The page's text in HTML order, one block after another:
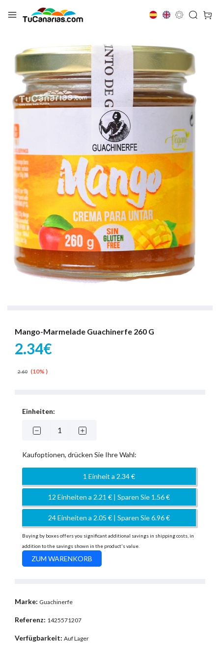
Mango-Marmelade Guachinerfe 260 G
2.34€
2.60 (10% )
Einheiten:
Kaufoptionen, drücken Sie Ihre Wahl:
1 Einheit a 2.34 €
12 Einheiten a 2.21 € | Sparen Sie 1.56 €
24 Einheiten a 2.05 € | Sparen Sie 6.96 €
Buying by boxes offers you significant additional savings in shipping costs, in
addition to the savings shown in the product's value.
Marke: Guachinerfe
Referenz: 1425571207
Verfügbarkeit: Auf Lager